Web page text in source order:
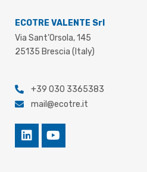
ECOTRE VALENTE Srl
Via Sant’Orsola, 145
25135 Brescia (Italy)
+39 030 3365383
mail@ecotre.it